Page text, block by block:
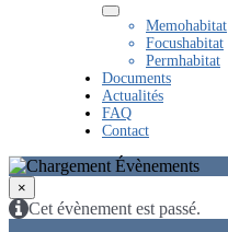
Memohabitat
Focushabitat
Permhabitat
Documents
Actualités
FAQ
Contact
×
Cet évènement est passé.